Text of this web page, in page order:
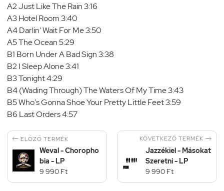
A2 Just Like The Rain 3:16
A3 Hotel Room 3:40
A4 Darlin' Wait For Me 3:50
A5 The Ocean 5:29
B1 Born Under A Bad Sign 3:38
B2 I Sleep Alone 3:41
B3 Tonight 4:29
B4 (Wading Through) The Waters Of My Time 3:43
B5 Who's Gonna Shoe Your Pretty Little Feet 3:59
B6 Last Orders 4:57
 ELŐZŐ TERMÉK
Weval - Choropho
bia - LP
9 990 Ft
KÖVETKEZŐ TERMÉK 
Jazzékiel - Másokat
Szeretni - LP
9 990 Ft